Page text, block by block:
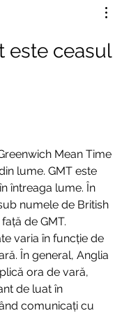
este ceasul
Mean Time
lume. GMT este
întreaga lume. În
numele de British
de GMT.
varia în funcție de
În general, Anglia
ora de vară,
de luat în
comunicați cu